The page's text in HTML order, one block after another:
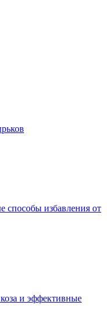
способы избавления от
и эффективные